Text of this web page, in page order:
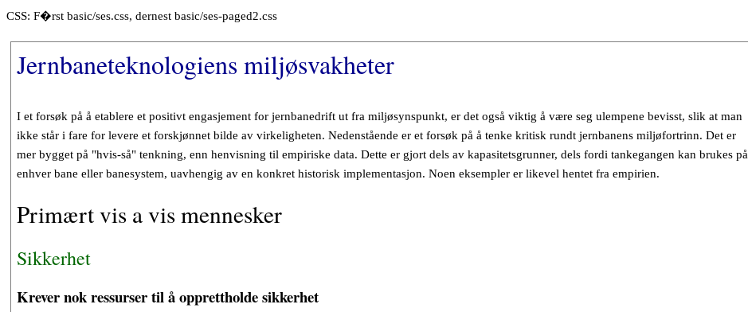
CSS: F�rst basic/ses.css, dernest basic/ses-paged2.css
Jernbaneteknologiens miljøsvakheter
I et forsøk på å etablere et positivt engasjement for jernbanedrift ut fra miljøsynspunkt, er det også viktig å være seg ulempene bevisst, slik at man
ikke står i fare for levere et forskjønnet bilde av virkeligheten. Nedenstående er et forsøk på å tenke kritisk rundt jernbanens miljøfortrinn. Det er
mer bygget på "hvis-så" tenkning, enn henvisning til empiriske data. Dette er gjort dels av kapasitetsgrunner, dels fordi tankegangen kan brukes på
enhver bane eller banesystem, uavhengig av en konkret historisk implementasjon. Noen eksempler er likevel hentet fra empirien.
Primært vis a vis mennesker
Sikkerhet
Krever nok ressurser til å opprettholde sikkerhet